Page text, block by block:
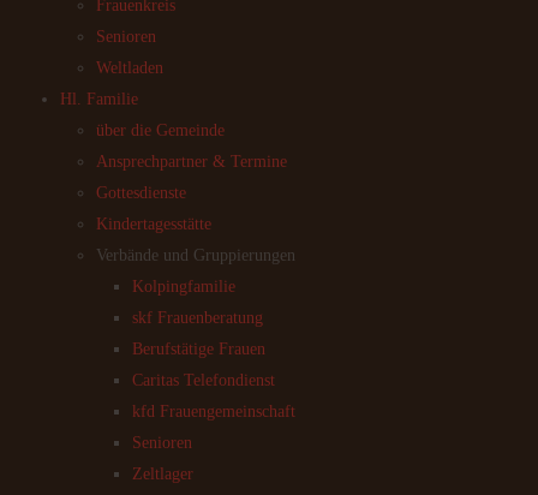
Frauenkreis
Senioren
Weltladen
Hl. Familie
über die Gemeinde
Ansprechpartner & Termine
Gottesdienste
Kindertagesstätte
Verbände und Gruppierungen
Kolpingfamilie
skf Frauenberatung
Berufstätige Frauen
Caritas Telefondienst
kfd Frauengemeinschaft
Senioren
Zeltlager